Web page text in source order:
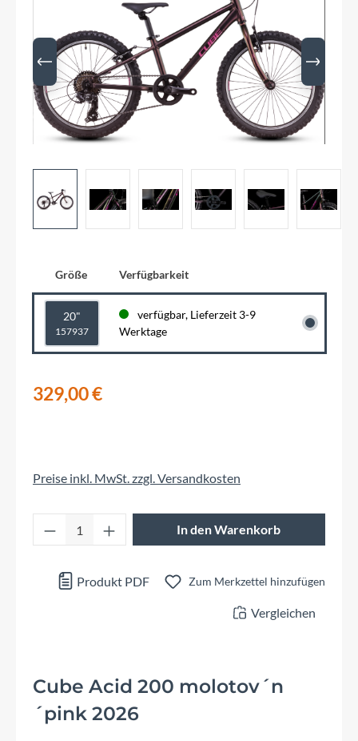
Größe Verfügbarkeit
20"
157937
verfügbar, Lieferzeit 3-9
Werktage
329,00 €
Preise inkl. MwSt. zzgl. Versandkosten
Produkt Anzahl: Gib den gewünschten
In den Warenkorb
Produkt PDF Zum Merkzettel hinzufügen
Vergleichen
Cube Acid 200 molotov´n
´pink 2026